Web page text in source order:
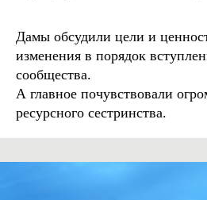
Дамы обсудили цели и
изменения в порядок
сообщества.
А главное почувствовали
ресурсного сестринства.